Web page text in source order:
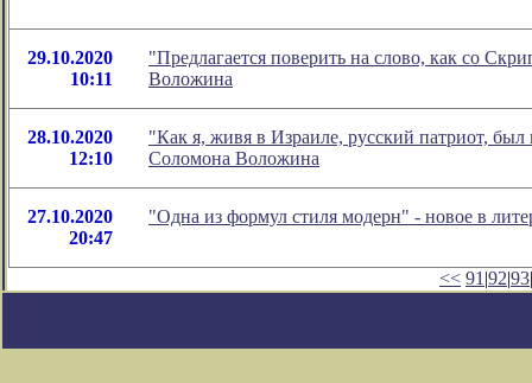
29.10.2020
10:11
"Предлагается поверить на слово, как со
Воложина
28.10.2020
12:10
"Как я, живя в Израиле, русский патриот,
Соломона Воложина
27.10.2020
20:47
"Одна из формул стиля модерн" - новое в
<< 91 |92|93|